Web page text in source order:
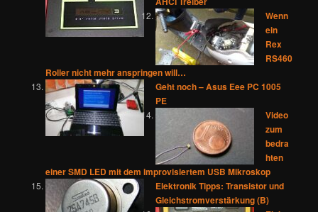
Wenn
ein
Rex
RS460
Roller nicht mehr anspringen will…
Geht noch – Asus Eee PC 1005
PE
Video
zum
bedra
hten
einer SMD LED mit dem improvisiertem USB Mikroskop
Elektronik Tipps: Transistor und
Gleichstromverstärkung (B)